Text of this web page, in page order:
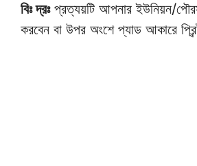
বিঃ দ্রঃপ্রত্যয়টি আপনার ইউনিয়ন/
করবেন বা উপর অংশে প্যাড আকারে